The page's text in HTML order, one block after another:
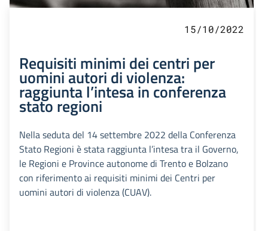
15/10/2022
Requisiti minimi dei centri per
uomini autori di violenza:
raggiunta l’intesa in conferenza
stato regioni
Nella seduta del 14 settembre 2022 della Conferenza
Stato Regioni è stata raggiunta l’intesa tra il Governo,
le Regioni e Province autonome di Trento e Bolzano
con riferimento ai requisiti minimi dei Centri per
uomini autori di violenza (CUAV).